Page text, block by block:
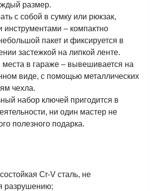
размер.
с собой в сумку или рюкзак,
инструментами – компактно
пакет и фиксируется в
застежкой на липкой ленте.
в гараже – вывешивается на
виде, с помощью металлических
чехла.
набор ключей пригодится в
ни один мастер не
полезного подарка.
Cr-V сталь, не
разрушению;